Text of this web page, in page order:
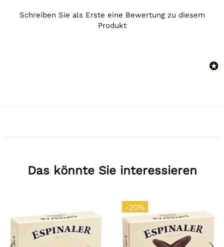
Schreiben Sie als Erste eine Bewertung zu diesem
Produkt
Das könnte Sie interessieren
-20%